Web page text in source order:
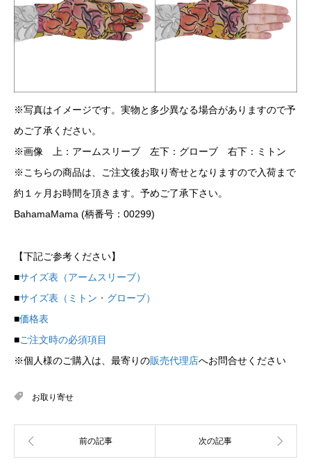
※写真はイメージです。実物と多少異なる場合がありますので予
めご了承ください。
※画像 上：アームスリーブ 左下：グローブ 右下：ミトン
※こちらの商品は、ご注文後お取り寄せとなりますので入荷まで
約１ヶ月お時間を頂きます。予めご了承下さい。
BahamaMama (柄番号：00299)
【下記ご参考ください】
■サイズ表（アームスリーブ）
■サイズ表（ミトン・グローブ）
■価格表
■ご注文時の必須項目
※個人様のご購入は、最寄りの販売代理店へお問合せください
お取り寄せ